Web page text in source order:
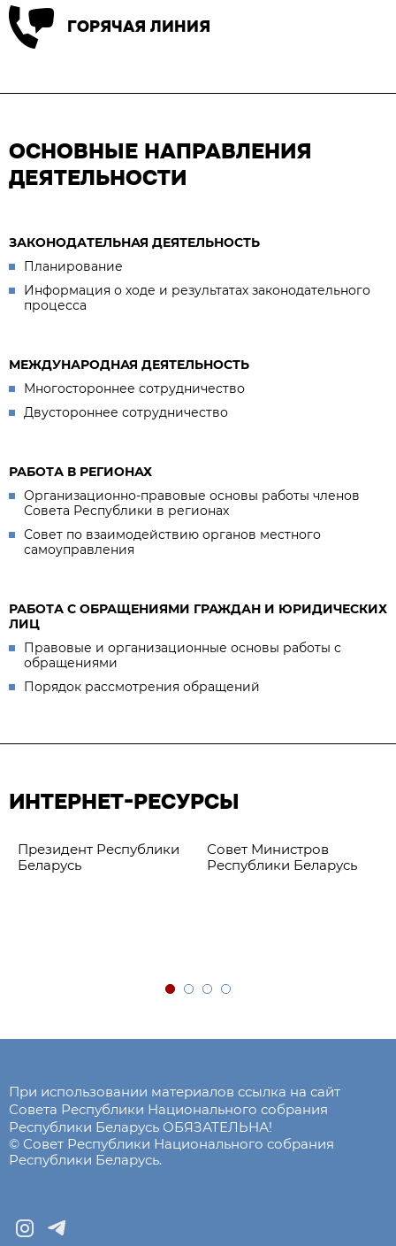
ГОРЯЧАЯ ЛИНИЯ
ОСНОВНЫЕ НАПРАВЛЕНИЯ
ДЕЯТЕЛЬНОСТИ
ЗАКОНОДАТЕЛЬНАЯ ДЕЯТЕЛЬНОСТЬ
Планирование
Информация о ходе и результатах законодательного
процесса
МЕЖДУНАРОДНАЯ ДЕЯТЕЛЬНОСТЬ
Многостороннее сотрудничество
Двустороннее сотрудничество
РАБОТА В РЕГИОНАХ
Организационно-правовые основы работы членов
Совета Республики в регионах
Совет по взаимодействию органов местного
самоуправления
РАБОТА С ОБРАЩЕНИЯМИ ГРАЖДАН И ЮРИДИЧЕСКИХ
ЛИЦ
Правовые и организационные основы работы с
обращениями
Порядок рассмотрения обращений
ИНТЕРНЕТ-РЕСУРСЫ
Президент Республики
Беларусь
Совет Министров
Республики Беларусь
При использовании материалов ссылка на сайт
Совета Республики Национального собрания
Республики Беларусь ОБЯЗАТЕЛЬНА!
© Совет Республики Национального собрания
Республики Беларусь.